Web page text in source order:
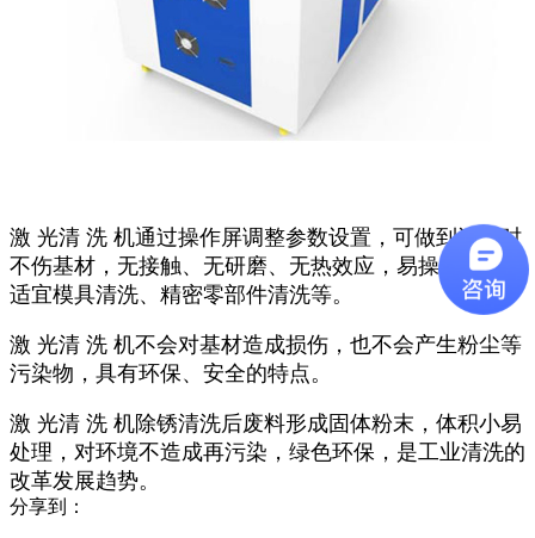
激 光清 洗 机通过操作屏调整参数设置，可做到清洗时
不伤基材，无接触、无研磨、无热效应，易操作，特别
适宜模具清洗、精密零部件清洗等。
激 光清 洗 机不会对基材造成损伤，也不会产生粉尘等
污染物，具有环保、安全的特点。
激 光清 洗 机除锈清洗后废料形成固体粉末，体积小易
处理，对环境不造成再污染，绿色环保，是工业清洗的
改革发展趋势。
分享到：